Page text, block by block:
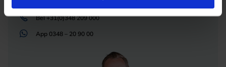
Bel+31(0)348 209 000
App 0348 – 20 90 00